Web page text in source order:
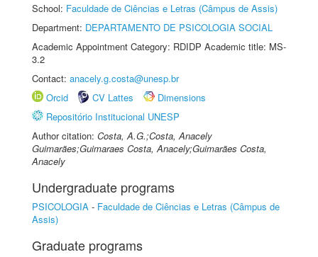
School: Faculdade de Ciências e Letras (Câmpus de Assis)
Department: DEPARTAMENTO DE PSICOLOGIA SOCIAL
Academic Appointment Category: RDIDP Academic title: MS-
3.2
Contact: anacely.g.costa@unesp.br
Orcid
CV Lattes
Dimensions
Repositório Institucional UNESP
Author citation: Costa, A.G.;Costa, Anacely
Guimarães;Guimaraes Costa, Anacely;Guimarães Costa,
Anacely
Undergraduate programs
PSICOLOGIA - Faculdade de Ciências e Letras (Câmpus de
Assis)
Graduate programs